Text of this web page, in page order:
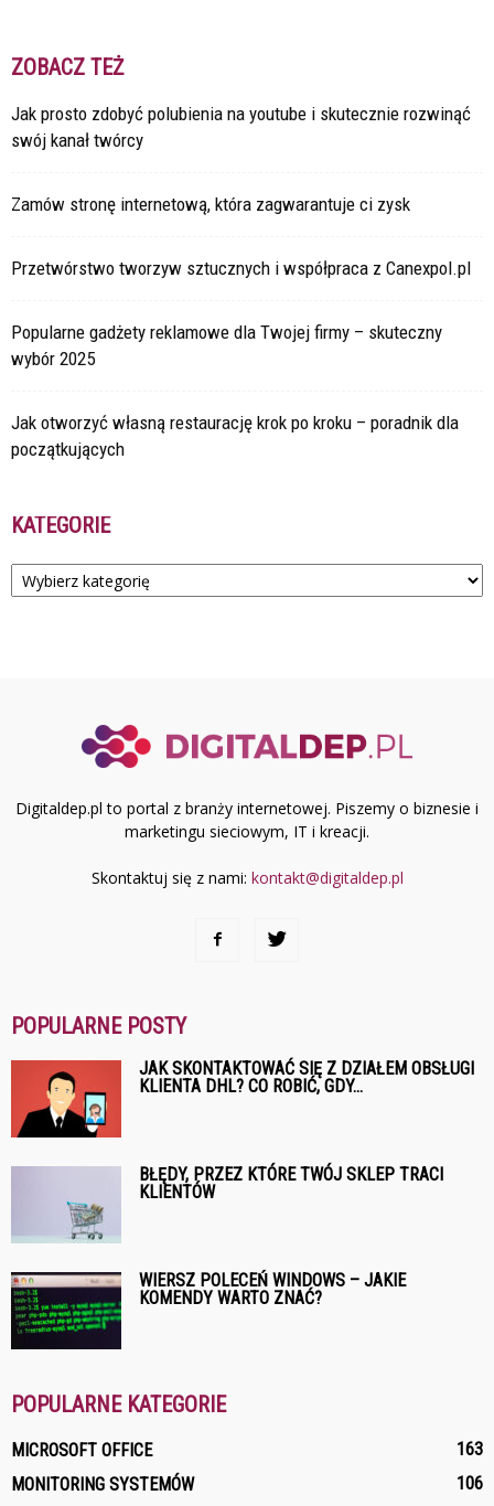
ZOBACZ TEŻ
Jak prosto zdobyć polubienia na youtube i skutecznie rozwinąć
swój kanał twórcy
Zamów stronę internetową, która zagwarantuje ci zysk
Przetwórstwo tworzyw sztucznych i współpraca z Canexpol.pl
Popularne gadżety reklamowe dla Twojej firmy – skuteczny
wybór 2025
Jak otworzyć własną restaurację krok po kroku – poradnik dla
początkujących
KATEGORIE
Kategorie
Digitaldep.pl to portal z branży internetowej. Piszemy o biznesie i
marketingu sieciowym, IT i kreacji.
Skontaktuj się z nami: kontakt@digitaldep.pl
POPULARNE POSTY
JAK SKONTAKTOWAĆ SIĘ Z DZIAŁEM OBSŁUGI
KLIENTA DHL? CO ROBIĆ, GDY...
BŁĘDY, PRZEZ KTÓRE TWÓJ SKLEP TRACI
KLIENTÓW
WIERSZ POLECEŃ WINDOWS – JAKIE
KOMENDY WARTO ZNAĆ?
POPULARNE KATEGORIE
MICROSOFT OFFICE
163
MONITORING SYSTEMÓW
106